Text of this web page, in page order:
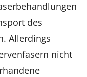
des
Allerdings
nicht